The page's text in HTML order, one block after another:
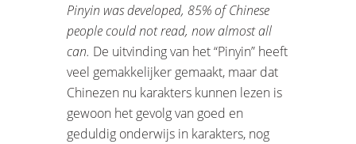
Pinyin was developed, 85% of Chinese
people could not read, now almost all
can. De uitvinding van het “Pinyin” heeft
veel gemakkelijker gemaakt, maar dat
Chinezen nu karakters kunnen lezen is
gewoon het gevolg van goed en
geduldig onderwijs in karakters, nog